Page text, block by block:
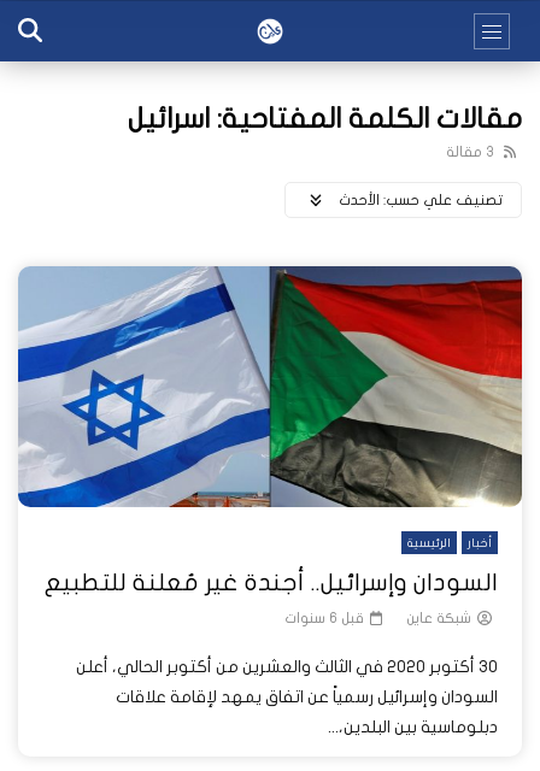
مقالات الكلمة المفتاحية: اسرائيل
3 مقالة
تصنيف علي حسب: اﻷحدث
أخبار الرئيسية
السودان وإسرائيل.. أجندة غير مُعلنة للتطبيع
شبكة عاين قبل 6 سنوات
30 أكتوبر 2020 في الثالث والعشرين من أكتوبر الحالي، أعلن
السودان وإسرائيل رسمياً عن اتفاق يمهد لإقامة علاقات
دبلوماسية بين البلدين،...